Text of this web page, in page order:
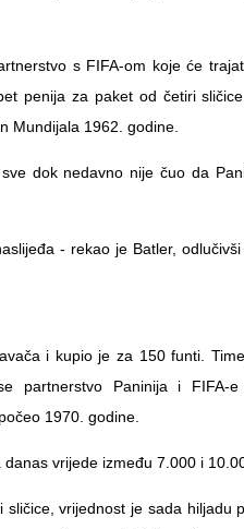
s FIFA-om koje će
penija za paket od četiri
Mundijala 1962. godine.
dok nedavno nije čuo da
- rekao je Batler,
i kupio je za 150 funti.
partnerstvo Paninija i FIFA-e
1970. godine.
vrijede između 7.000 i
vrijednost je sada hiljadu